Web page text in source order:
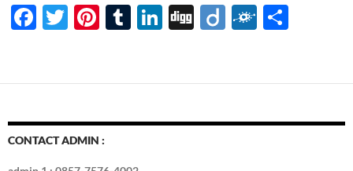
F
b
o
o
T
er
Pi
es
t
T
bl
r
Li
e
dI
Di Di F
d e
CONTACT ADMIN :